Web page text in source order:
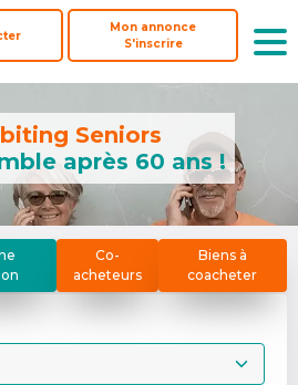
Mon annonce
S'inscrire
Mon annonce
S'inscrire
Seniors
après 60 ans !
Co-
acheteurs
Biens à
coacheter